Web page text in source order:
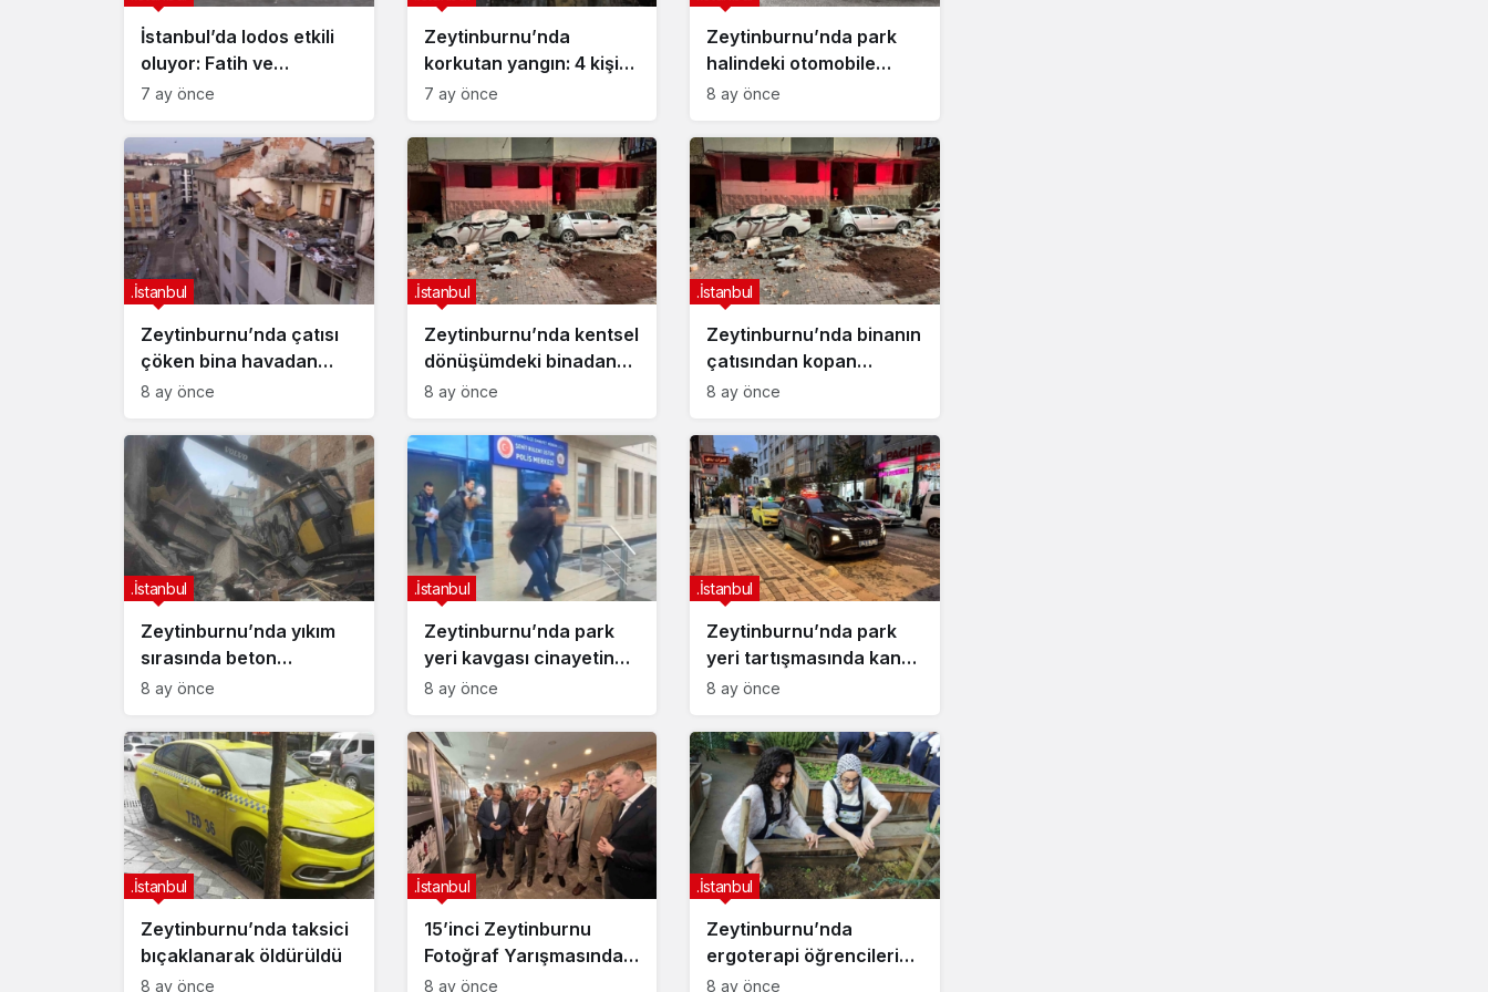
İstanbul’da lodos etkili
oluyor: Fatih ve
Zeytinburnu’nda dev
7 ay önce
Zeytinburnu’nda
korkutan yangın: 4 kişi
hastaneye kaldırıldı
7 ay önce
Zeytinburnu’nda park
halindeki otomobile
silahlı saldırı: O anlar
8 ay önce
Zeytinburnu’nda çatısı
çöken bina havadan
görüntülendi
.İstanbul
8 ay önce
Zeytinburnu’nda kentsel
dönüşümdeki binadan
düşen parçalar, 3
çevirdi
.İstanbul
8 ay önce
Zeytinburnu’nda binanın
çatısından kopan
parçalar araçları
.İstanbul
8 ay önce
Zeytinburnu’nda yıkım
sırasında beton
parçaları iş makinesinin
yaralandı
.İstanbul
8 ay önce
Zeytinburnu’nda park
yeri kavgası cinayetinde
2 tutuklama
.İstanbul
8 ay önce
Zeytinburnu’nda park
yeri tartışmasında kan
aktı: 1 ölü, 1 yaralı
.İstanbul
8 ay önce
Zeytinburnu’nda taksici
bıçaklanarak öldürüldü
.İstanbul
8 ay önce
15’inci Zeytinburnu
Fotoğraf Yarışmasında
ödüller sahiplerini buldu
.İstanbul
8 ay önce
Zeytinburnu’nda
ergoterapi öğrencileri
engeli olan bireylerle
.İstanbul
8 ay önce